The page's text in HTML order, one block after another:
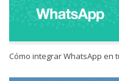
Cómo integrar WhatsApp en